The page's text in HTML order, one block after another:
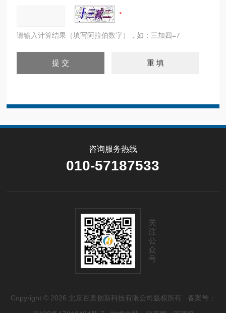
请输入计算结果（填写阿拉伯数字），如：三加四=7
咨询服务热线
010-57187533
关
注
公
众
号
Copyright © 2026 北京百奥创新科技有限公司版权所有 备案号：